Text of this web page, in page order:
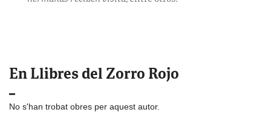
En Llibres del Zorro Rojo
No s'han trobat obres per aquest autor.